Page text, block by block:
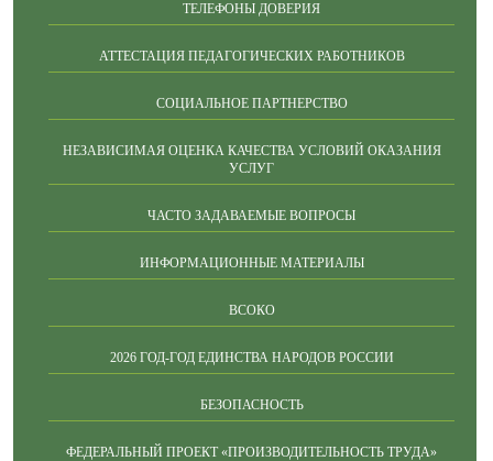
ТЕЛЕФОНЫ ДОВЕРИЯ
АТТЕСТАЦИЯ ПЕДАГОГИЧЕСКИХ РАБОТНИКОВ
СОЦИАЛЬНОЕ ПАРТНЕРСТВО
НЕЗАВИСИМАЯ ОЦЕНКА КАЧЕСТВА УСЛОВИЙ ОКАЗАНИЯ
УСЛУГ
ЧАСТО ЗАДАВАЕМЫЕ ВОПРОСЫ
ИНФОРМАЦИОННЫЕ МАТЕРИАЛЫ
ВСОКО
2026 ГОД-ГОД ЕДИНСТВА НАРОДОВ РОССИИ
БЕЗОПАСНОСТЬ
ФЕДЕРАЛЬНЫЙ ПРОЕКТ «ПРОИЗВОДИТЕЛЬНОСТЬ ТРУДА»